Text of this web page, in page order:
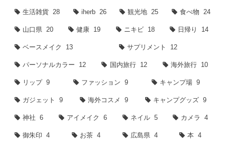
生活雑貨 28 iherb 26 観光地 25 食べ物 24
山口県 20 健康 19 ニキビ 18 日帰り 14
ベースメイク 13 サプリメント 12
パーソナルカラー 12 国内旅行 12 海外旅行 10
リップ 9 ファッション 9 キャンプ場 9
ガジェット 9 海外コスメ 9 キャンプグッズ 9
神社 6 アイメイク 6 ネイル 5 カメラ 4
御朱印 4 お茶 4 広島県 4 本 4